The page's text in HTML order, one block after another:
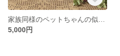
5,000円